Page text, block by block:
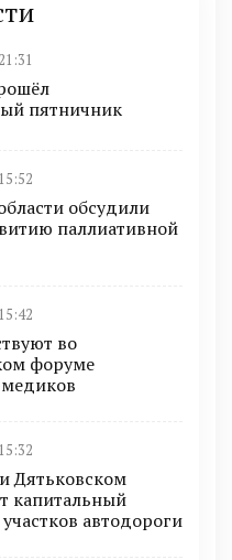
пятничник
обсудили
паллиативной
во
форуме
Дятьковском
капитальный
автодороги